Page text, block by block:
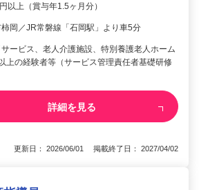
以上（賞与年1.5ヶ月分）
岡／JR常磐線「石岡駅」より車5分
ービス、老人介護施設、特別養護老人ホーム
上の経験者等（サービス管理責任者基礎研修
詳細を見る
更新日： 2026/06/01 掲載終了日： 2027/04/02